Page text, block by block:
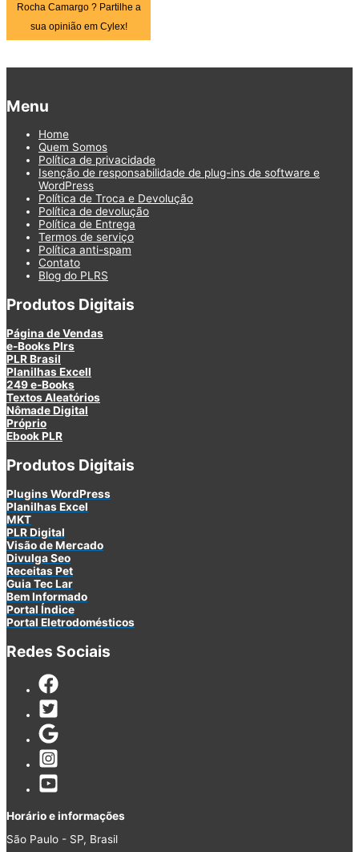
Rocha Camargo ? Partilhe a
sua opinião em Cylex!
Menu
Home
Quem Somos
Política de privacidade
Isenção de responsabilidade de plug-ins de software e
WordPress
Política de Troca e Devolução
Política de devolução
Política de Entrega
Termos de serviço
Política anti-spam
Contato
Blog do PLRS
Produtos Digitais
Página de Vendas
e-Books Plrs
PLR Brasil
Planilhas Excell
249 e-Books
Textos Aleatórios
Nômade Digital
Próprio
Ebook PLR
Produtos Digitais
PluginsWordPress
Planilhas Excel
MKT
PLRDigital
Visão de Mercado
Divulga Seo
Receitas Pet
Guia Tec Lar
Bem Informado
Portal Índice
Portal Eletrodomésticos
Redes Sociais
Horário e informações
São Paulo - SP, Brasil